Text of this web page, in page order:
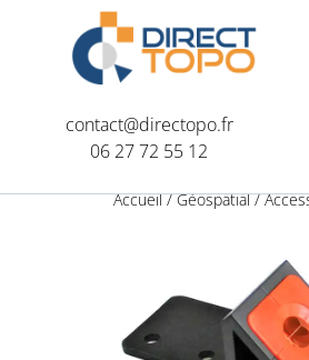
contact@directopo.fr
06 27 72 55 12
Accueil/Géospatial/